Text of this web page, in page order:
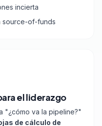
incierta
source-of-funds
el liderazgo
"¿cómo va la pipeline?"
de cálculo de